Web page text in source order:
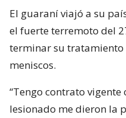
El guaraní viajó a su
el fuerte terremoto del
terminar su tratamiento
meniscos.
“Tengo contrato vigente
lesionado me dieron la